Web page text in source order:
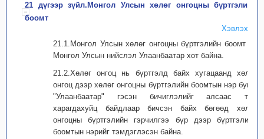
21 дүгээр зүйл.Монгол Улсын хөлөг онгоцны бүртгэлийн
боомт
Хэвлэх
21.1.Монгол Улсын хөлөг онгоцны бүртгэлийн боомт нь
Монгол Улсын нийслэл Улаанбаатар хот байна.
21.2.Хөлөг онгоц нь бүртгэлд байх хугацаанд хөлөг
онгоц дээр хөлөг онгоцны бүртгэлийн боомтын нэр буюу
"Улаанбаатар" гэсэн бичиглэлийг алсаас тод
харагдахуйц байдлаар бичсэн байх бөгөөд хөлөг
онгоцны бүртгэлийн гэрчилгээ бүр дээр бүртгэлийн
боомтын нэрийг тэмдэглэсэн байна.